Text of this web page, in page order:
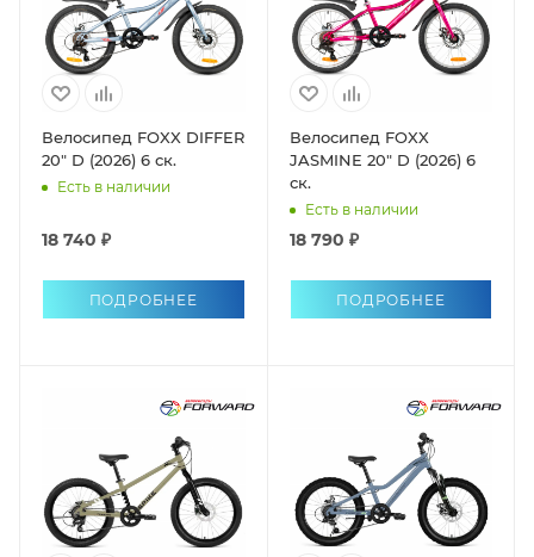
Велосипед FOXX DIFFER
20" D (2026) 6 ск.
Есть в наличии
18 740 ₽
ПОДРОБНЕЕ
Велосипед FOXX
JASMINE 20" D (2026) 6
ск.
Есть в наличии
18 790 ₽
ПОДРОБНЕЕ